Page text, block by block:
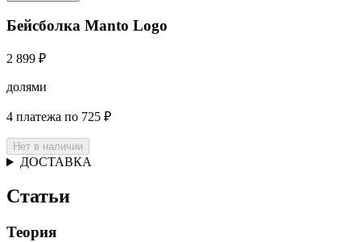
Бейсболка Manto Logo
2 899 ₽
долями
4 платежа по 725 ₽
Нет в наличии
ДОСТАВКА
Статьи
Теория